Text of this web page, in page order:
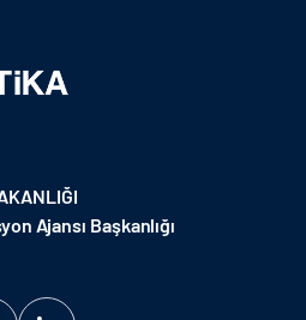
Ajansı Başkanlığı